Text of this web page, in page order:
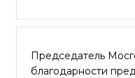
Председатель
благодарности